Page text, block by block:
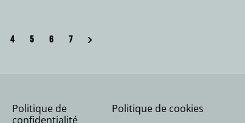
4 5 6 7
Politique de
confidentialité
Politique de cookies